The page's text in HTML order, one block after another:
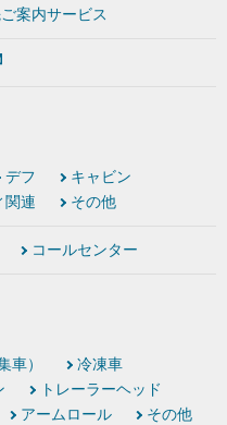
案内サービス
デフ
キャビン
関連 その他
コールセンター
車）
冷凍車
トレーラーヘッド
アームロール その他